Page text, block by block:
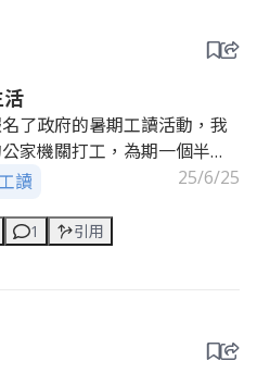
立馬傳訊息給老闆說我不做
人在做的工作。雖然只做兩
還是覺得好笑。但從此之
碗的工作，回家後還跟媽媽
多好洗了，所以我現在都會
特別輕鬆:)
哈哈哈！
了政府的暑期工讀活動，我
家機關打工，為期一個半
都是整理紙本資料，偶爾會
會覺得有點無趣吧，因為幾
發問：為什麼會有這麼多舊
讀 25/6/25
1 引用